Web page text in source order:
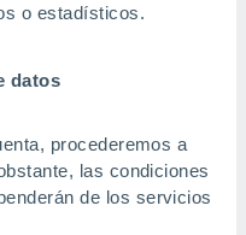
o estadísticos.
datos
procederemos a
las condiciones
de los servicios